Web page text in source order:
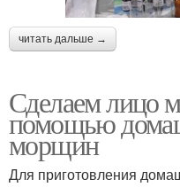
читать дальше →
Сделаем лицо
помощью
морщин
Для приготовления